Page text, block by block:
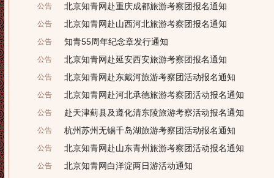
公告 北京知青网赴重庆成都旅游考察团报名通知
公告 北京知青网赴山西河北旅游考察团报名通知
公告 知青55周年纪念章发行通知
公告 北京知青网赴延安西安旅游考察团报名通知
公告 北京知青网赴东戴河旅游考察团活动报名通知
公告 北京知青网赴河北承德旅游考察团活动报名通知
公告 赴天津蓟县及遵化清东陵旅游考察活动报名通知
公告 杭州苏州无锡千岛湖旅游考察团活动报名通知
公告 北京知青网赴山东青州旅游考察团活动报名通知
公告 北京知青网白洋淀两日游活动通知